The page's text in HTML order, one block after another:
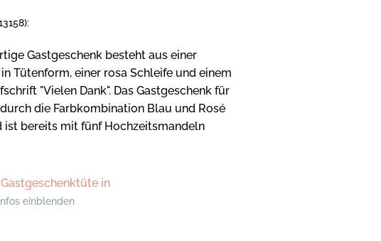
Gastgeschenk besteht aus einer
Tütenform, einer rosa Schleife und einem
"Vielen Dank". Das Gastgeschenk für
die Farbkombination Blau und Rosé
ist bereits mit fünf Hochzeitsmandeln
in
einblenden